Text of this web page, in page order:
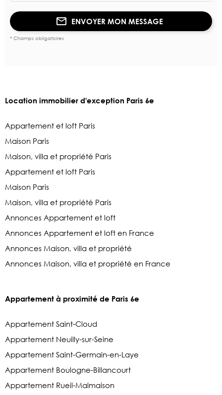
ENVOYER MON MESSAGE
* Champs obligatoires
Location immobilier d'exception Paris 6e
Appartement et loft Paris
Maison Paris
Maison, villa et propriété Paris
Appartement et loft Paris
Maison Paris
Maison, villa et propriété Paris
Annonces Appartement et loft
Annonces Appartement et loft en France
Annonces Maison, villa et propriété
Annonces Maison, villa et propriété en France
Appartement à proximité de Paris 6e
Appartement Saint-Cloud
Appartement Neuilly-sur-Seine
Appartement Saint-Germain-en-Laye
Appartement Boulogne-Billancourt
Appartement Rueil-Malmaison